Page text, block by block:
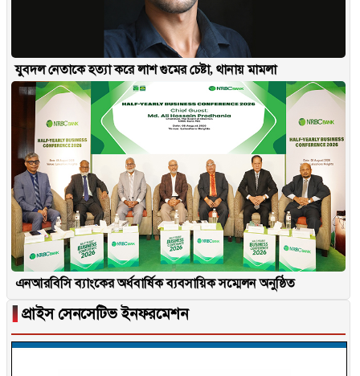
যুবদল নেতাকে হত্যা করে লাশ গুমের চেষ্টা, থানায় মামলা
এনআরবিসি ব্যাংকের অর্ধবার্ষিক ব্যবসায়িক সম্মেলন অনুষ্ঠিত
▐ প্রাইস সেনসেটিভ ইনফরমেশন